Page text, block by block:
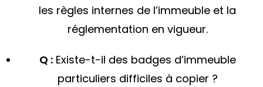
les règles internes de l’immeuble et la
réglementation en vigueur.
Q :Existe-t-il des badges d’immeuble
particuliers difficiles à copier ?